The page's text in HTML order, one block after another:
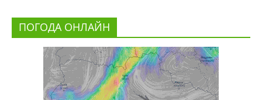
ПОГОДА ОНЛАЙН